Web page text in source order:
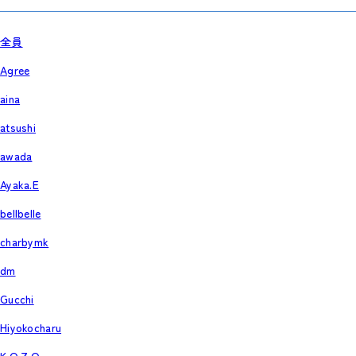
全員
Agree
aina
atsushi
awada
Ayaka.E
bellbelle
charbymk
dm
Gucchi
Hiyokocharu